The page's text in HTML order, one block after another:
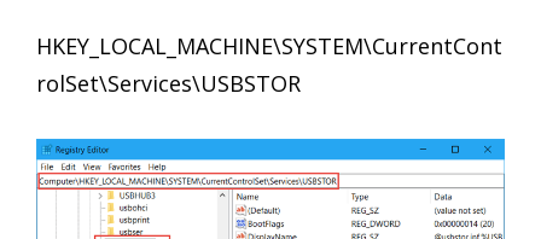
HKEY_LOCAL_MACHINE\SYSTEM\CurrentCont
rolSet\Services\USBSTOR